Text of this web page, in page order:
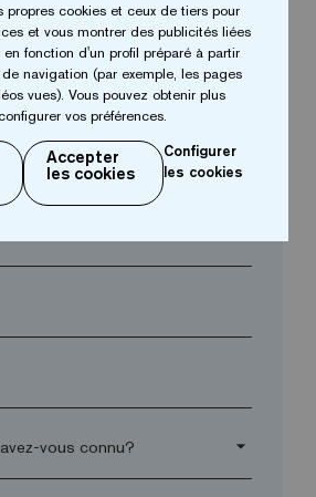
arrow_drop_down
arrow_drop_down
propres cookies et ceux de tiers pour
et vous montrer des publicités liées
en fonction d'un profil préparé à partir
navigation (par exemple, les pages
vues). Vous pouvez obtenir plus
vos préférences.
Accepter
les cookies
Configurer
les cookies